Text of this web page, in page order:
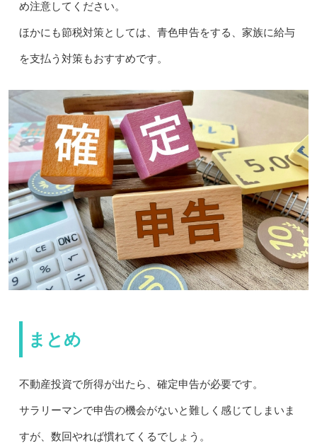
め注意してください。
ほかにも節税対策としては、青色申告をする、家族に給与
を支払う対策もおすすめです。
まとめ
不動産投資で所得が出たら、確定申告が必要です。
サラリーマンで申告の機会がないと難しく感じてしまいま
すが、数回やれば慣れてくるでしょう。